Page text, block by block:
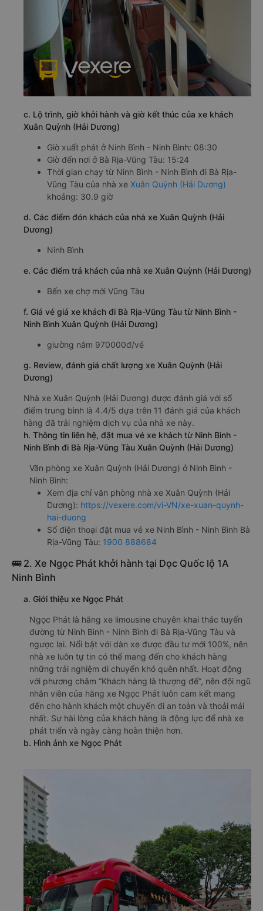
c. Lộ trình, giờ khởi hành và giờ kết thúc của xe khách
Xuân Quỳnh (Hải Dương)
Giờ xuất phát ở Ninh Bình - Ninh Bình: 08:30
Giờ đến nơi ở Bà Rịa-Vũng Tàu: 15:24
Thời gian chạy từ Ninh Bình - Ninh Bình đi Bà Rịa-
Vũng Tàu của nhà xe Xuân Quỳnh (Hải Dương)
khoảng: 30.9 giờ
d. Các điểm đón khách của nhà xe Xuân Quỳnh (Hải
Dương)
Ninh Bình
e. Các điểm trả khách của nhà xe Xuân Quỳnh (Hải Dương)
Bến xe chợ mới Vũng Tàu
f. Giá vé giá xe khách đi Bà Rịa-Vũng Tàu từ Ninh Bình -
Ninh Bình Xuân Quỳnh (Hải Dương)
giường nằm 970000đ/vé
g. Review, đánh giá chất lượng xe Xuân Quỳnh (Hải
Dương)
Nhà xe Xuân Quỳnh (Hải Dương) được đánh giá với số
điểm trung bình là 4.4/5 dựa trên 11 đánh giá của khách
hàng đã trải nghiệm dịch vụ của nhà xe này.
h. Thông tin liên hệ, đặt mua vé xe khách từ Ninh Bình -
Ninh Bình đi Bà Rịa-Vũng Tàu Xuân Quỳnh (Hải Dương)
Văn phòng xe Xuân Quỳnh (Hải Dương) ở Ninh Bình -
Ninh Bình:
Xem địa chỉ văn phòng nhà xe Xuân Quỳnh (Hải
Dương): https://vexere.com/vi-VN/xe-xuan-quynh-
hai-duong
Số điện thoại đặt mua vé xe Ninh Bình - Ninh Bình Bà
Rịa-Vũng Tàu: 1900 888684
🚌 2. Xe Ngọc Phát khởi hành tại Dọc Quốc lộ 1A
Ninh Bình
a. Giới thiệu xe Ngọc Phát
Ngọc Phát là hãng xe limousine chuyên khai thác tuyến
đường từ Ninh Bình - Ninh Bình đi Bà Rịa-Vũng Tàu và
ngược lại. Nổi bật với dàn xe được đầu tư mới 100%, nên
nhà xe luôn tự tin có thể mang đến cho khách hàng
những trải nghiệm di chuyển khó quên nhất. Hoạt động
với phương châm “Khách hàng là thượng đế”, nên đội ngũ
nhân viên của hãng xe Ngọc Phát luôn cam kết mang
đến cho hành khách một chuyến đi an toàn và thoải mái
nhất. Sự hài lòng của khách hàng là động lực để nhà xe
phát triển và ngày càng hoàn thiện hơn.
b. Hình ảnh xe Ngọc Phát